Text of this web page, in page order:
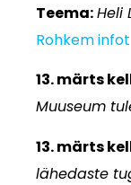
Teema:Heli
Rohkem infot
13. märts
Muuseum
13. märts
lähedaste